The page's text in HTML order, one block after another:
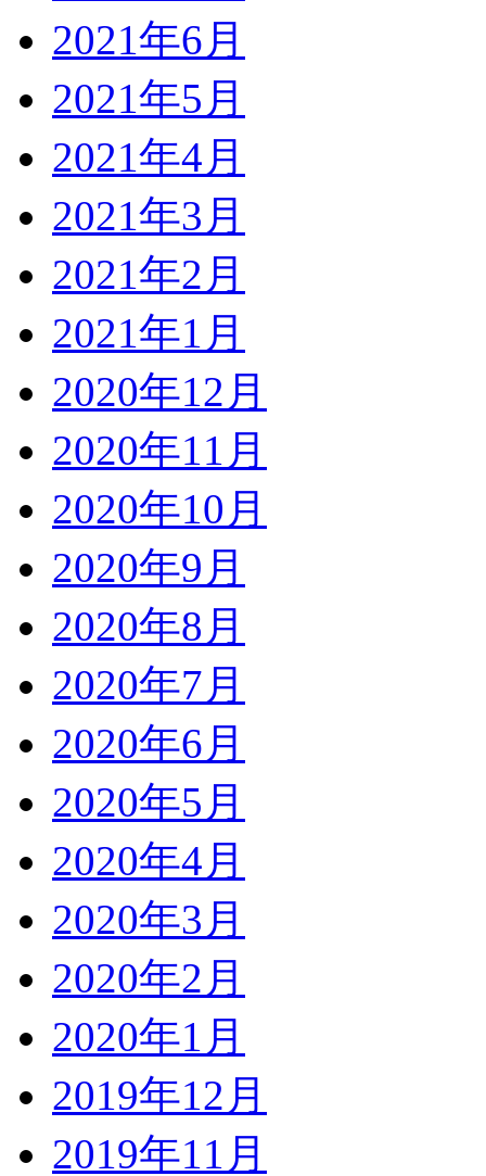
2021年6月
2021年5月
2021年4月
2021年3月
2021年2月
2021年1月
2020年12月
2020年11月
2020年10月
2020年9月
2020年8月
2020年7月
2020年6月
2020年5月
2020年4月
2020年3月
2020年2月
2020年1月
2019年12月
2019年11月